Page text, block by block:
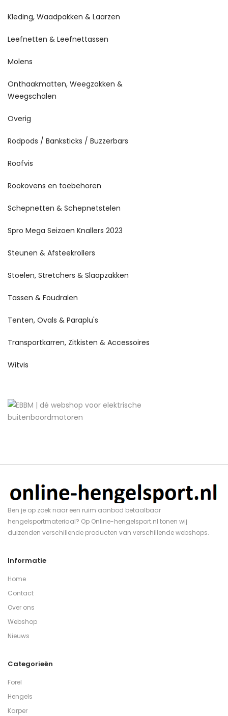
Kleding, Waadpakken & Laarzen
Leefnetten & Leefnettassen
Molens
Onthaakmatten, Weegzakken &
Weegschalen
Overig
Rodpods / Banksticks / Buzzerbars
Roofvis
Rookovens en toebehoren
Schepnetten & Schepnetstelen
Spro Mega Seizoen Knallers 2023
Steunen & Afsteekrollers
Stoelen, Stretchers & Slaapzakken
Tassen & Foudralen
Tenten, Ovals & Paraplu's
Transportkarren, Zitkisten & Accessoires
Witvis
Ben je op zoek naar een ruim aanbod betaalbaar
hengelsportmateriaal? Op Online-hengelsport.nl tonen wij
duizenden verschillende producten van verschillende webshops.
Informatie
Home
Contact
Over ons
Webshop
Nieuws
Categorieën
Forel
Hengels
Karper